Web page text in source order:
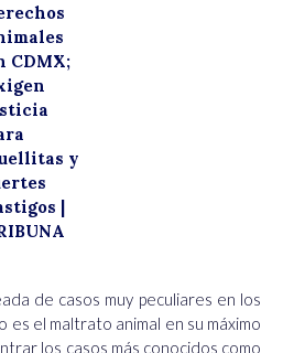
CDMX;
y
|
de casos muy peculiares en los
el maltrato animal en su máximo
los casos más conocidos como